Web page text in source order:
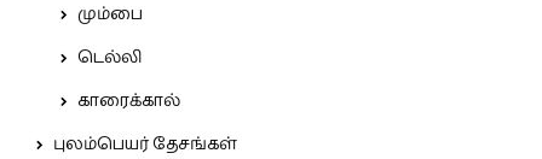
மும்பை
டெல்லி
காரைக்கால்
புலம்பெயர் தேசங்கள்